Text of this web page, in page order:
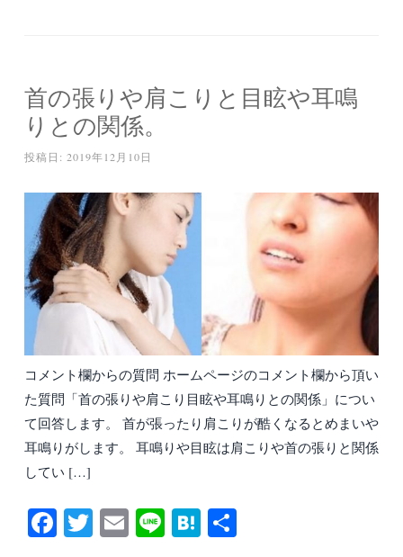
首の張りや肩こりと目眩や耳鳴
りとの関係。
投稿日: 2019年12月10日
コメント欄からの質問 ホームページのコメント欄から頂い
た質問「首の張りや肩こり目眩や耳鳴りとの関係」につい
て回答します。 首が張ったり肩こりが酷くなるとめまいや
耳鳴りがします。 耳鳴りや目眩は肩こりや首の張りと関係
してい […]
Fa T E Li H